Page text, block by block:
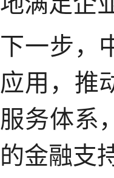
下一步，
应用，推
服务体系
的金融支